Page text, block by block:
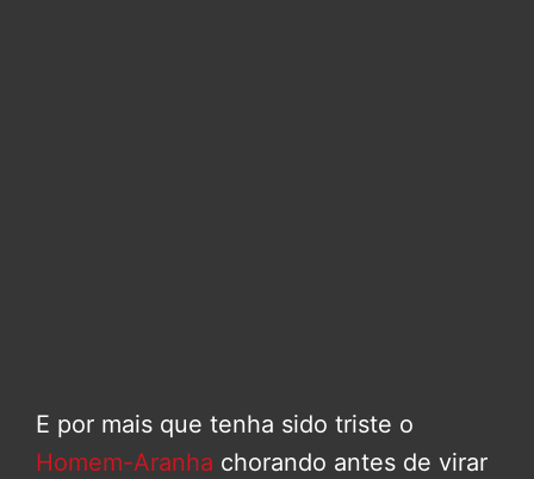
E por mais que tenha sido triste o
Homem-Aranha chorando antes de virar